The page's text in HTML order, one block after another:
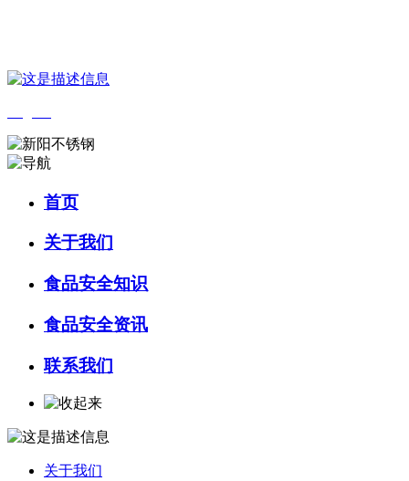
首页
关于我们
食品安全知识
食品安全资讯
联系我们
关于我们